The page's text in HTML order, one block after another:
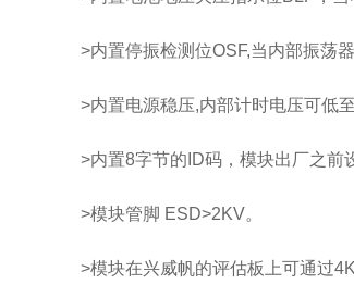
>内置停振检测位OSF,当内部振荡器
>内置电源稳压,内部计时电压可低至
>内置8字节的ID码，模块出厂之前
>模块管脚 ESD>2KV。
>模块在兴威帆的评估板上可通过